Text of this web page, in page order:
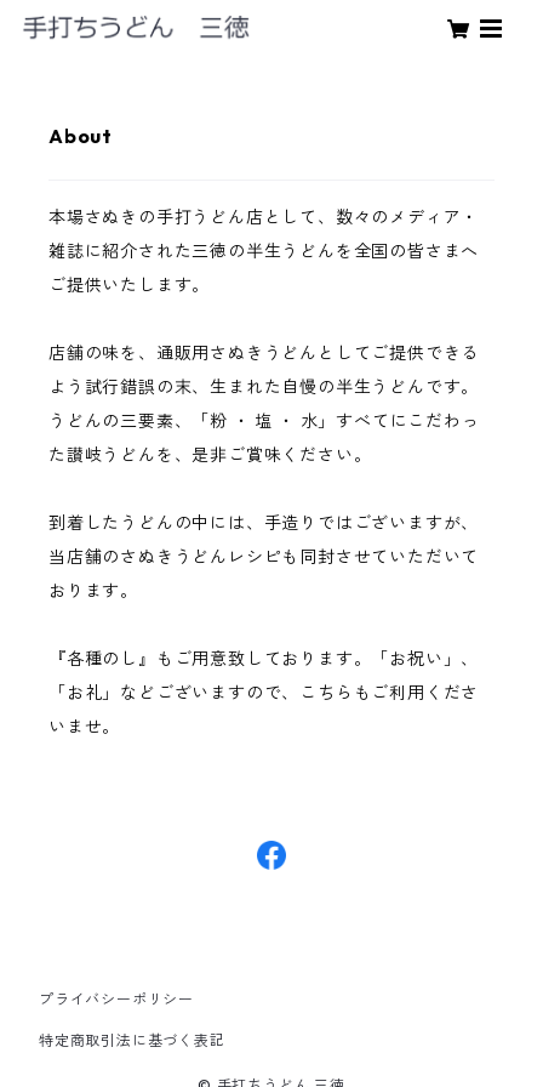
About
本場さぬきの手打うどん店として、数々のメディア・
雑誌に紹介された三徳の半生うどんを全国の皆さまへ
ご提供いたします。
店舗の味を、通販用さぬきうどんとしてご提供できる
よう試行錯誤の末、生まれた自慢の半生うどんです。
うどんの三要素、「粉 ・ 塩 ・ 水」すべてにこだわっ
た讃岐うどんを、是非ご賞味ください。
到着したうどんの中には、手造りではございますが、
当店舗のさぬきうどんレシピも同封させていただいて
おります。
『各種のし』もご用意致しております。「お祝い」、
「お礼」などございますので、こちらもご利用くださ
いませ。
プライバシーポリシー
特定商取引法に基づく表記